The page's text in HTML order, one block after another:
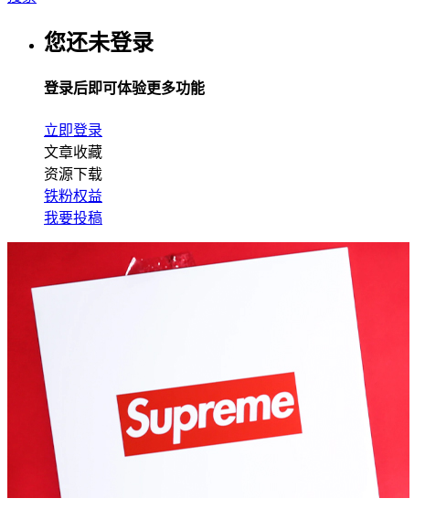
您还未登录
登录后即可体验更多功能
立即登录
文章收藏
资源下载
铁粉权益
我要投稿